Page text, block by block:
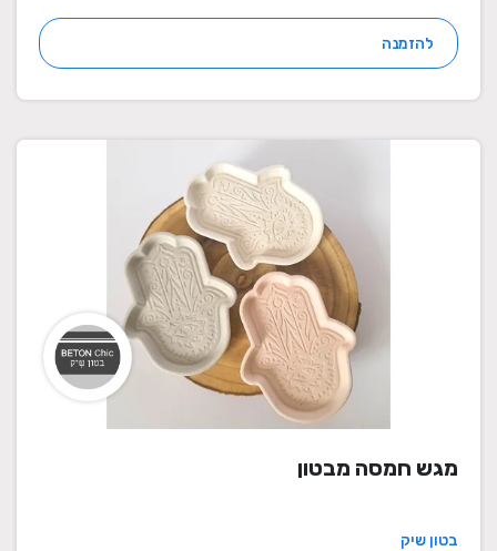
להזמנה
מגש חמסה מבטון
בטון שיק